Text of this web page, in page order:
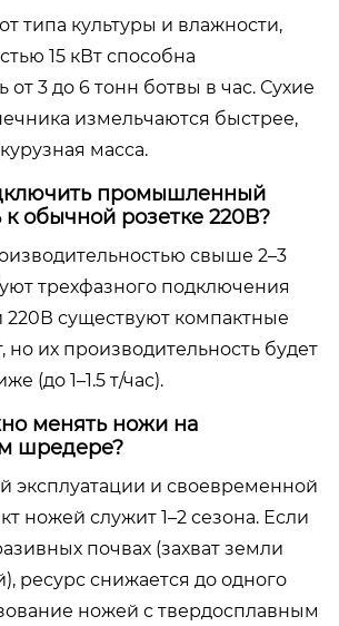
типа культуры и влажности,
15 кВт способна
от 3 до 6 тонн ботвы в час. Сухие
измельчаются быстрее,
масса.
промышленный
к обычной розетке 220В?
свыше 2–3
трехфазного подключения
220В существуют компактные
но их производительность будет
(до 1–1.5 т/час).
менять ножи на
шредере?
эксплуатации и своевременной
ножей служит 1–2 сезона. Если
почвах (захват земли
ресурс снижается до одного
ножей с твердосплавным